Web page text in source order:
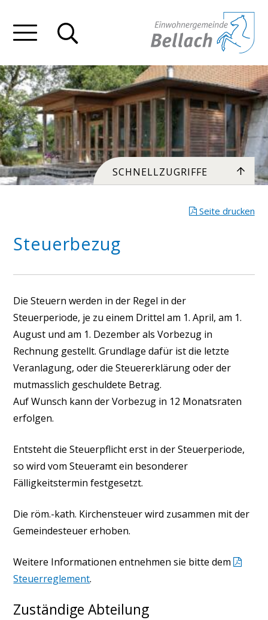
Hauptnavigation mobile
Menu
Toplinks
SCHNELLZUGRIFFE
Seite drucken
Steuerbezug
Die Steuern werden in der Regel in der
Steuerperiode, je zu einem Drittel am 1. April, am 1.
August und am 1. Dezember als Vorbezug in
Rechnung gestellt. Grundlage dafür ist die letzte
Veranlagung, oder die Steuererklärung oder der
mutmasslich geschuldete Betrag.
Auf Wunsch kann der Vorbezug in 12 Monatsraten
erfolgen.
Entsteht die Steuerpflicht erst in der Steuerperiode,
so wird vom Steueramt ein besonderer
Fälligkeitstermin festgesetzt.
Die röm.-kath. Kirchensteuer wird zusammen mit der
Gemeindesteuer erhoben.
Weitere Informationen entnehmen sie bitte dem
Steuerreglement.
Zuständige Abteilung